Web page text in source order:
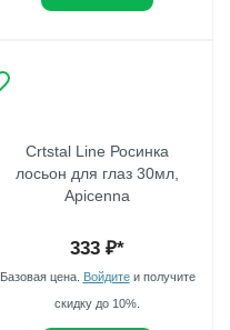
Crtstal Line Росинка
лосьон для глаз 30мл,
Apicenna
333 ₽*
Базовая цена. Войдитеи получите
скидку до 10%.